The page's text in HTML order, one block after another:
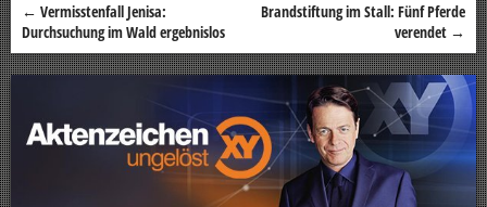
Beitragsnavigation
← Vermisstenfall Jenisa:
Durchsuchung im Wald ergebnislos
Brandstiftung im Stall: Fünf Pferde
verendet →